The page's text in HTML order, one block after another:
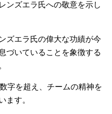
ンズエラ氏への敬意を示し
ズエラ氏の偉大な功績が今
づいていることを象徴する
字を超え、チームの精神を
ます。